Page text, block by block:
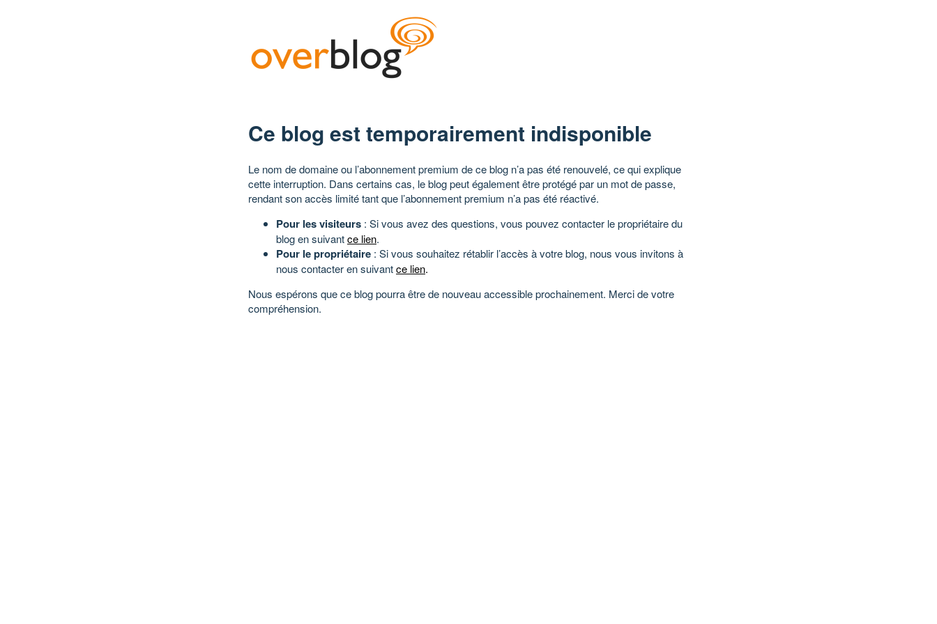
Ce blog est temporairement indisponible
Le nom de domaine ou l’abonnement premium de ce blog n’a pas été renouvelé, ce qui explique
cette interruption. Dans certains cas, le blog peut également être protégé par un mot de passe,
rendant son accès limité tant que l’abonnement premium n’a pas été réactivé.
Pour les visiteurs : Si vous avez des questions, vous pouvez contacter le propriétaire du
blog en suivantce lien.
Pour le propriétaire : Si vous souhaitez rétablir l’accès à votre blog, nous vous invitons à
nous contacter en suivantce lien.
Nous espérons que ce blog pourra être de nouveau accessible prochainement. Merci de votre
compréhension.